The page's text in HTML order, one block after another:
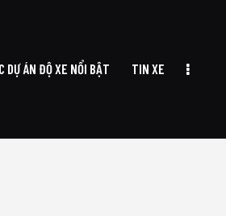
DỰ ÁN ĐỘ XE NỔI BẬT TIN XE